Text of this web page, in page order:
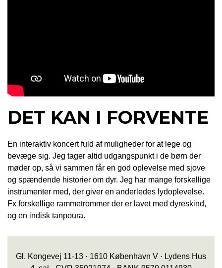
DET KAN I FORVENTE
En interaktiv koncert fuld af muligheder for at lege og
bevæge sig. Jeg tager altid udgangspunkt i de børn der
møder op, så vi sammen får en god oplevelse med sjove
og spændende historier om dyr. Jeg har mange forskellige
instrumenter med, der giver en anderledes lydoplevelse.
Fx forskellige rammetrommer der er lavet med dyreskind,
og en indisk tanpoura.
Gl. Kongevej 11-13 · 1610 København V · Lydens Hus